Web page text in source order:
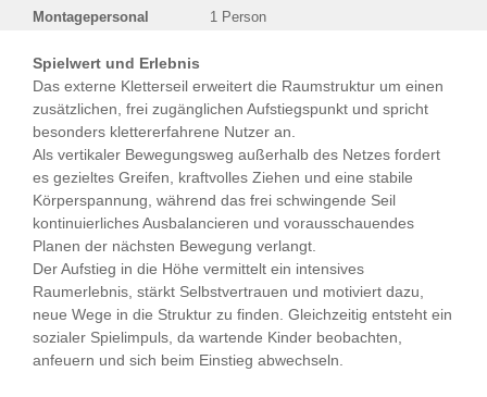
Montagepersonal
1 Person
Spielwert und Erlebnis
Das externe Kletterseil erweitert die Raumstruktur um einen
zusätzlichen, frei zugänglichen Aufstiegspunkt und spricht
besonders klettererfahrene Nutzer an.
Als vertikaler Bewegungsweg außerhalb des Netzes fordert
es gezieltes Greifen, kraftvolles Ziehen und eine stabile
Körperspannung, während das frei schwingende Seil
kontinuierliches Ausbalancieren und vorausschauendes
Planen der nächsten Bewegung verlangt.
Der Aufstieg in die Höhe vermittelt ein intensives
Raumerlebnis, stärkt Selbstvertrauen und motiviert dazu,
neue Wege in die Struktur zu finden. Gleichzeitig entsteht ein
sozialer Spielimpuls, da wartende Kinder beobachten,
anfeuern und sich beim Einstieg abwechseln.